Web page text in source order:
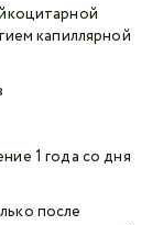
капиллярной
1 года со дня
после